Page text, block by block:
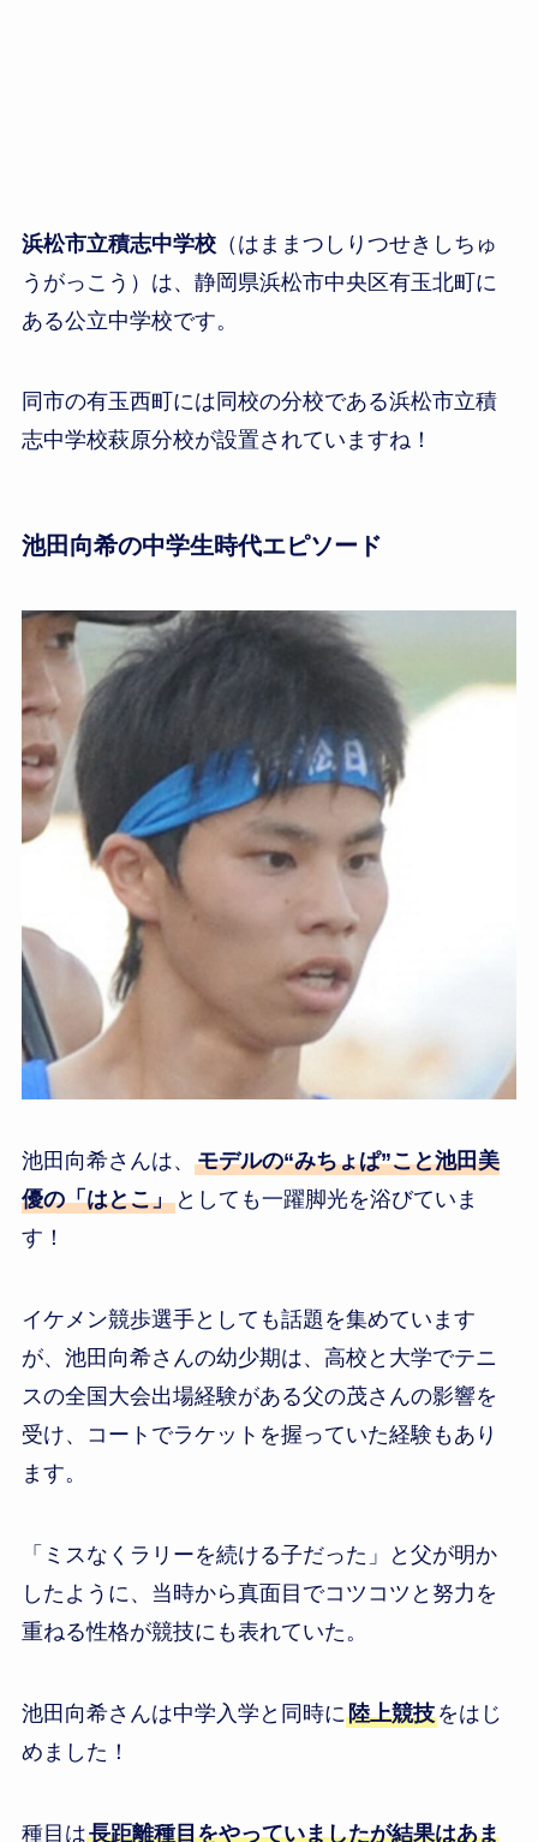
浜松市立積志中学校（はままつしりつせきしちゅ
うがっこう）は、静岡県浜松市中央区有玉北町に
ある公立中学校です。
同市の有玉西町には同校の分校である浜松市立積
志中学校萩原分校が設置されていますね！
池田向希の中学生時代エピソード
池田向希さんは、 モデルの“みちょぱ”こと池田美
優の「はとこ」としても一躍脚光を浴びていま
す！
イケメン競歩選手としても話題を集めています
が、池田向希さんの幼少期は、高校と大学でテニ
スの全国大会出場経験がある父の茂さんの影響を
受け、コートでラケットを握っていた経験もあり
ます。
「ミスなくラリーを続ける子だった」と父が明か
したように、当時から真面目でコツコツと努力を
重ねる性格が競技にも表れていた。
池田向希さんは中学入学と同時に陸上競技をはじ
めました！
種目は長距離種目をやっていましたが結果はあま